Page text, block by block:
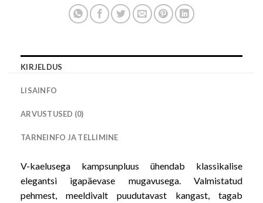
KIRJELDUS
LISAINFO
ARVUSTUSED (0)
TARNEINFO JA TELLIMINE
V-kaelusega kampsunpluus ühendab klassikalise
elegantsi igapäevase mugavusega. Valmistatud
pehmest, meeldivalt puudutavast kangast, tagab